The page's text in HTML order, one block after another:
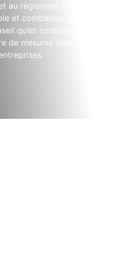
au règlement de vos
et combative, elle
qu’en contentieux,
de mesures d’exécution